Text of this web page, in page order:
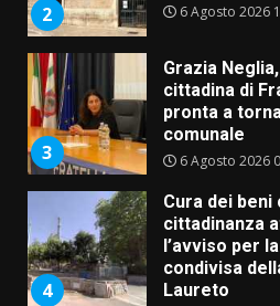
2 6 Agosto 2026
3
Grazia
cittadina di
pronta a
comunale
6 Agosto 2026
4
Cura dei beni
cittadinanza
l’avviso per
condivisa
Laureto